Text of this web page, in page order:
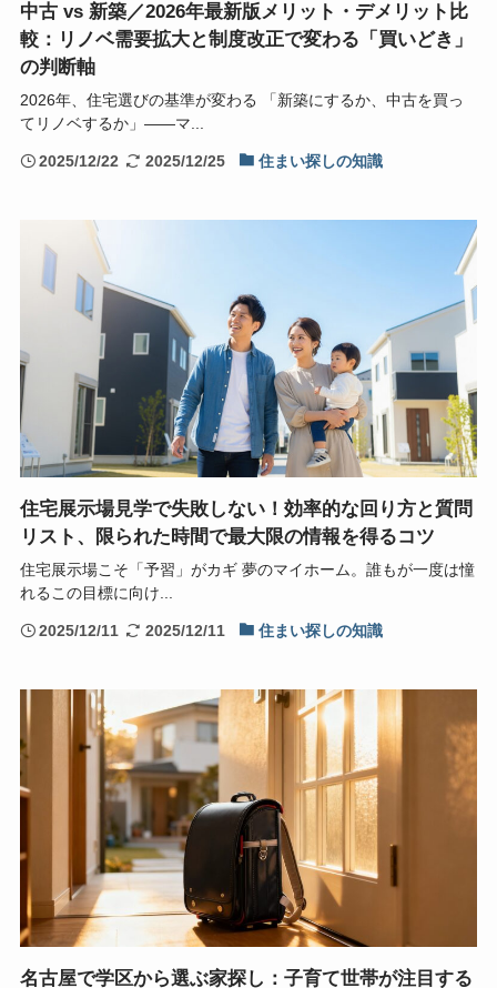
中古 vs 新築／2026年最新版メリット・デメリット比
較：リノベ需要拡大と制度改正で変わる「買いどき」
の判断軸
2026年、住宅選びの基準が変わる 「新築にするか、中古を買っ
てリノベするか」――マ...
2025/12/22 2025/12/25 住まい探しの知識
住宅展示場見学で失敗しない！効率的な回り方と質問
リスト、限られた時間で最大限の情報を得るコツ
住宅展示場こそ「予習」がカギ 夢のマイホーム。誰もが一度は憧
れるこの目標に向け...
2025/12/11 2025/12/11 住まい探しの知識
名古屋で学区から選ぶ家探し：子育て世帯が注目する